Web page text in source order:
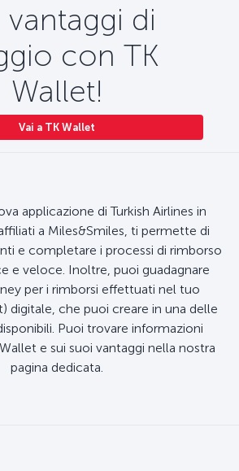
vantaggi di
con TK
Wallet!
Vai a TK Wallet
applicazione di Turkish Airlines in
a Miles&Smiles, ti permette di
e completare i processi di rimborso
e veloce. Inoltre, puoi guadagnare
per i rimborsi effettuati nel tuo
digitale, che puoi creare in una delle
Puoi trovare informazioni
e sui suoi vantaggi nella nostra
pagina dedicata.